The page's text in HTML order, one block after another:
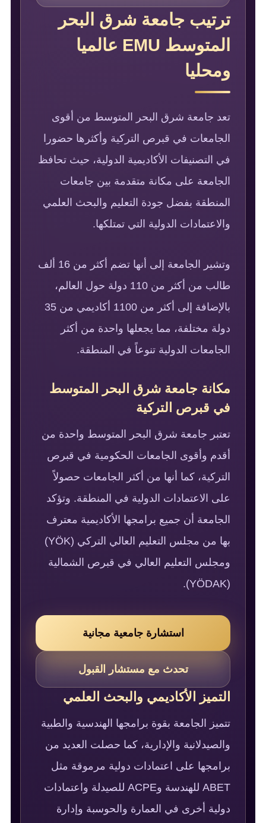
ترتيب جامعة شرق البحر
المتوسط EMU عالميا
ومحليا
تعد جامعة شرق البحر المتوسط من أقوى
الجامعات في قبرص التركية وأكثرها حضورا
في التصنيفات الأكاديمية الدولية، حيث تحافظ
الجامعة على مكانة متقدمة بين جامعات
المنطقة بفضل جودة التعليم والبحث العلمي
والاعتمادات الدولية التي تمتلكها.
وتشير الجامعة إلى أنها تضم أكثر من 16 ألف
طالب من أكثر من 110 دولة حول العالم،
بالإضافة إلى أكثر من 1100 أكاديمي من 35
دولة مختلفة، مما يجعلها واحدة من أكثر
الجامعات الدولية تنوعاً في المنطقة.
مكانة جامعة شرق البحر المتوسط
في قبرص التركية
تعتبر جامعة شرق البحر المتوسط واحدة من
أقدم وأقوى الجامعات الحكومية في قبرص
التركية، كما أنها من أكثر الجامعات حصولاً
على الاعتمادات الدولية في المنطقة. وتؤكد
الجامعة أن جميع برامجها الأكاديمية معترف
بها من مجلس التعليم العالي التركي (YÖK)
ومجلس التعليم العالي في قبرص الشمالية
(YÖDAK).
استشارة جامعية مجانية
تحدث مع مستشار القبول
التميز الأكاديمي والبحث العلمي
تتميز الجامعة بقوة برامجها الهندسية والطبية
والصيدلانية والإدارية، كما حصلت العديد من
برامجها على اعتمادات دولية مرموقة مثل
ABET للهندسة وACPE للصيدلة واعتمادات
دولية أخرى في العمارة والحوسبة وإدارة